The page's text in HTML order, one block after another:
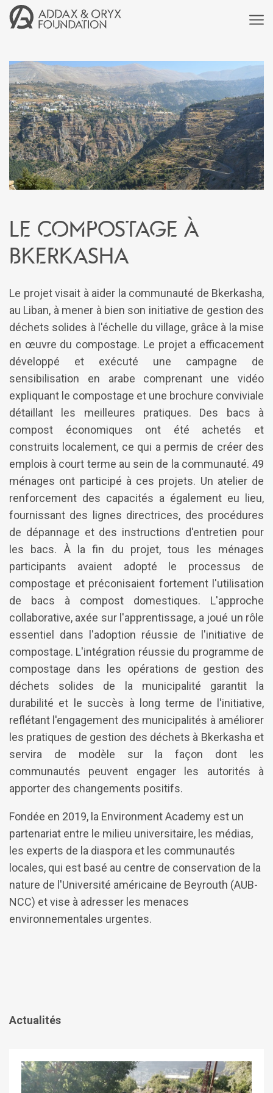
Le compostage à
Bkerkasha
Le projet visait à aider la communauté de Bkerkasha,
au Liban, à mener à bien son initiative de gestion des
déchets solides à l'échelle du village, grâce à la mise
en œuvre du compostage. Le projet a efficacement
développé et exécuté une campagne de
sensibilisation en arabe comprenant une vidéo
expliquant le compostage et une brochure conviviale
détaillant les meilleures pratiques. Des bacs à
compost économiques ont été achetés et
construits localement, ce qui a permis de créer des
emplois à court terme au sein de la communauté. 49
ménages ont participé à ces projets. Un atelier de
renforcement des capacités a également eu lieu,
fournissant des lignes directrices, des procédures
de dépannage et des instructions d'entretien pour
les bacs. À la fin du projet, tous les ménages
participants avaient adopté le processus de
compostage et préconisaient fortement l'utilisation
de bacs à compost domestiques. L'approche
collaborative, axée sur l'apprentissage, a joué un rôle
essentiel dans l'adoption réussie de l'initiative de
compostage. L'intégration réussie du programme de
compostage dans les opérations de gestion des
déchets solides de la municipalité garantit la
durabilité et le succès à long terme de l'initiative,
reflétant l'engagement des municipalités à améliorer
les pratiques de gestion des déchets à Bkerkasha et
servira de modèle sur la façon dont les
communautés peuvent engager les autorités à
apporter des changements positifs.
Fondée en 2019, la Environment Academy est un
partenariat entre le milieu universitaire, les médias,
les experts de la diaspora et les communautés
locales, qui est basé au centre de conservation de la
nature de l'Université américaine de Beyrouth (AUB-
NCC) et vise à adresser les menaces
environnementales urgentes.
Actualités